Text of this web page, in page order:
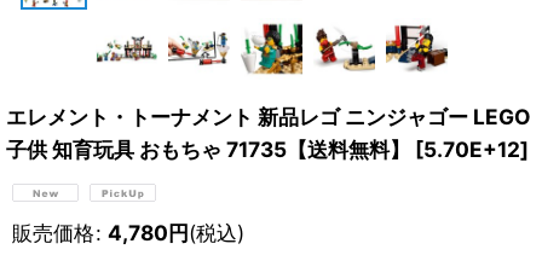
エレメント・トーナメント 新品レゴ ニンジャゴー LEGO
子供 知育玩具 おもちゃ 71735【送料無料】
[5.70E+12]
販売価格: 4,780円(税込)